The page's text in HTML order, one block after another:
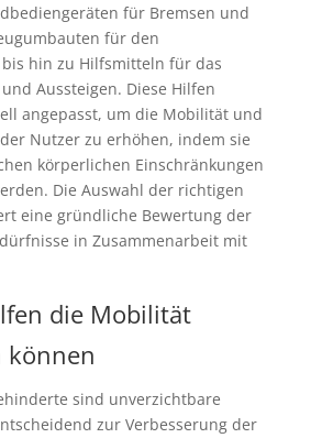
für Bremsen und
für den
hin zu Hilfsmitteln für das
Aussteigen. Diese Hilfen
angepasst, um die Mobilität und
Nutzer zu erhöhen, indem sie
körperlichen Einschränkungen
Die Auswahl der richtigen
eine gründliche Bewertung der
in Zusammenarbeit mit
die Mobilität
können
sind unverzichtbare
zur Verbesserung der